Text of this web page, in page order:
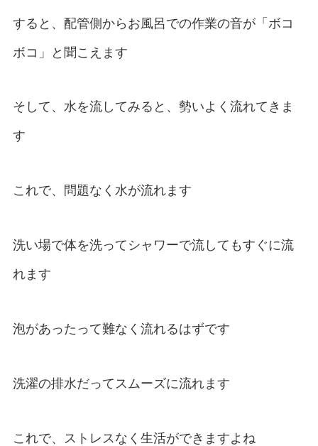
すると、配管側からお風呂での作業の音が「ボコ
ボコ」と聞こえます
そして、水を流してみると、勢いよく流れてきま
す
これで、問題なく水が流れます
洗い場で体を洗ってシャワーで流してもすぐに流
れます
泡があったって難なく流れるはずです
洗濯の排水だってスムーズに流れます
これで、ストレスなく生活ができますよね